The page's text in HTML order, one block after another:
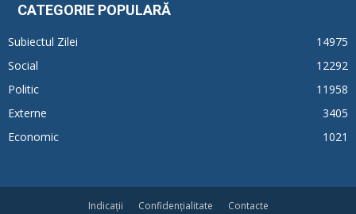
CATEGORIE POPULARĂ
Subiectul Zilei
14975
Social
12292
Politic
11958
Externe
3405
Economic
1021
Indicații Confidențialitate Contacte